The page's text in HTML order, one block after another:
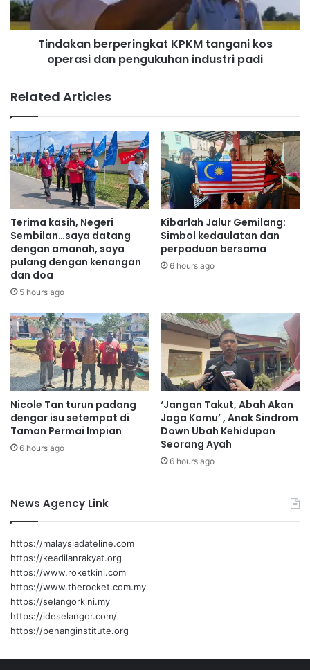
T
a
l
l
e
y
d
c
c
t
o
n
e
c
h
o
l
o
g
y
M
y
s
b
r
i
n
g
k
a
P
K
M
t
a
n
a
n
i
k
o
s
o
p
e
r
d
a
n
p
e
n
g
u
k
Tindakan berperingkat KPKM tangani kos
operasi dan pengukuhan industri padi
Related Articles
Terima kasih, Negeri
Sembilan…saya datang
dengan amanah, saya
pulang dengan kenangan
dan doa
5 hours ago
Kibarlah Jalur Gemilang:
Simbol kedaulatan dan
perpaduan bersama
6 hours ago
Nicole Tan turun padang
dengar isu setempat di
Taman Permai Impian
6 hours ago
‘Jangan Takut, Abah Akan
Jaga Kamu’ , Anak Sindrom
Down Ubah Kehidupan
Seorang Ayah
6 hours ago
News Agency Link
https://malaysiadateline.com
https://keadilanrakyat.org
https://www.roketkini.com
https://www.therocket.com.my
https://selangorkini.my
https://ideselangor.com/
https://penanginstitute.org